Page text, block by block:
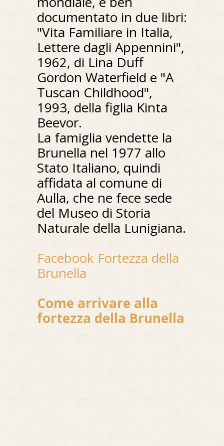
documentato in due libri:
"Vita Familiare in Italia,
Lettere dagli Appennini",
1962, di Lina Duff
Gordon Waterfield e "A
Tuscan Childhood",
1993, della figlia Kinta
Beevor.
La famiglia vendette la
Brunella nel 1977 allo
Stato Italiano, quindi
affidata al comune di
Aulla, che ne fece sede
del Museo di Storia
Naturale della Lunigiana.
Facebook Fortezza della
Brunella
Come arrivare alla
fortezza della Brunella